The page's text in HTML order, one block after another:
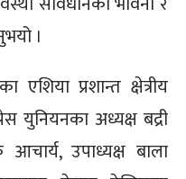
।
एशिया प्रशान्त क्षेत्रीय
युनियनका अध्यक्ष बद्री
आचार्य, उपाध्यक्ष बाला